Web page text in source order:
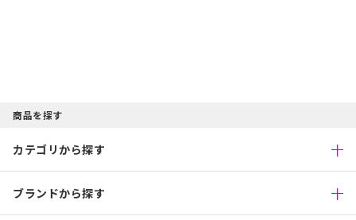
商品を探す
カテゴリから探す
ブランドから探す